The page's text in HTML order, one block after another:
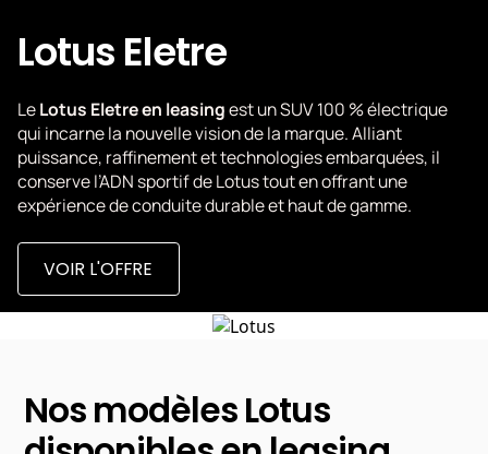
Lotus Eletre
LeLotus Eletre en leasingest un SUV 100 % électrique
qui incarne la nouvelle vision de la marque. Alliant
puissance, raffinement et technologies embarquées, il
conserve l’ADN sportif de Lotus tout en offrant une
expérience de conduite durable et haut de gamme.
VOIR L'OFFRE
Nos modèles Lotus